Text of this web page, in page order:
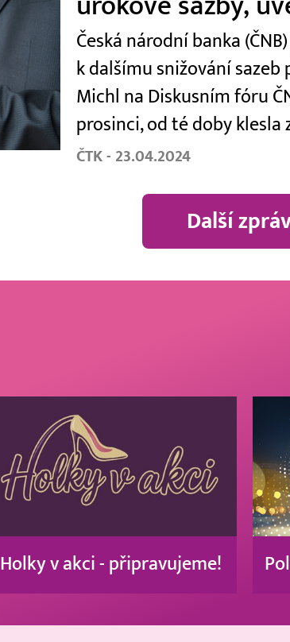
Česká národní banka
k dalšímu snižování
Michl na Diskusním fóru
prosinci, od té doby klesla
ČTK - 23.04.2024
Další
Holky v akci - připravujeme!